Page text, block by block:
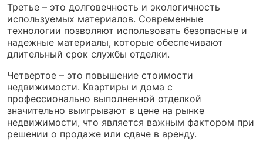
Третье – это долговечность и экологичность
используемых материалов. Современные
технологии позволяют использовать безопасные и
надежные материалы, которые обеспечивают
длительный срок службы отделки.
Четвертое – это повышение стоимости
недвижимости. Квартиры и дома с
профессионально выполненной отделкой
значительно выигрывают в цене на рынке
недвижимости, что является важным фактором при
решении о продаже или сдаче в аренду.